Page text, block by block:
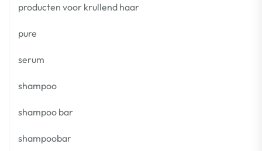
producten voor krullend haar
pure
serum
shampoo
shampoo bar
shampoobar